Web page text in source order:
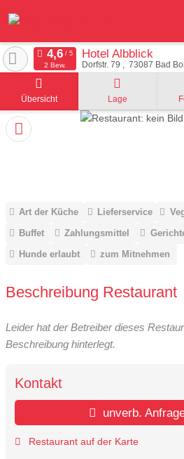
Hotel Albblick
Dorfstr. 79 73087 Bad
2 Bew.
Übersicht Lage
Art der Küche Lieferservice
Buffet
Zahlungsmittel
Hunde erlaubt
zum Mitnehmen
Beschreibung Restaurant
Leider hat der Betreiber dieses
Beschreibung hinterlegt.
Kontakt
unverb.
Restaurant auf der Karte